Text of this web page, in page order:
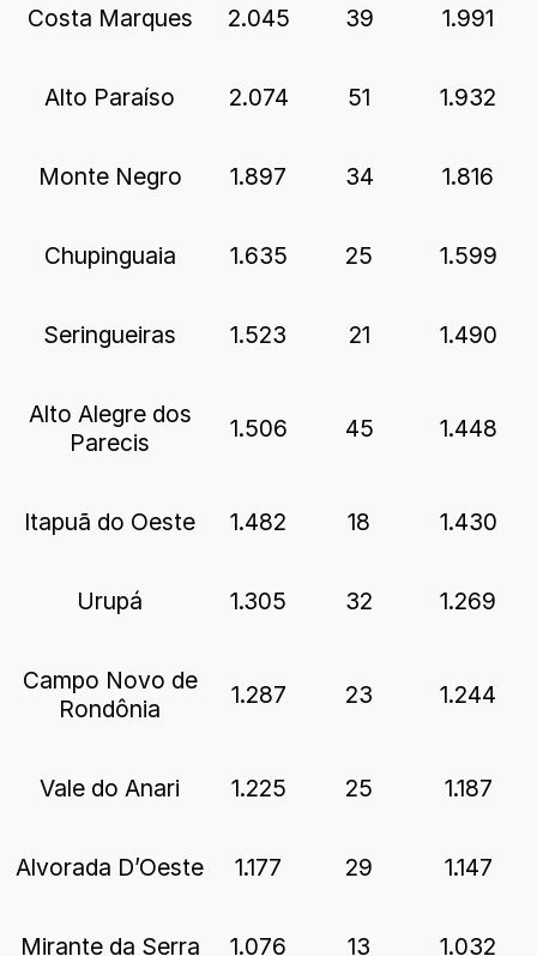
Costa Marques 2.045 39 1.991
Alto Paraíso 2.074 51 1.932
Monte Negro 1.897 34 1.816
Chupinguaia 1.635 25 1.599
Seringueiras 1.523 21 1.490
Alto Alegre dos
Parecis
1.506 45 1.448
Itapuã do Oeste 1.482 18 1.430
Urupá 1.305 32 1.269
Campo Novo de
Rondônia
1.287 23 1.244
Vale do Anari 1.225 25 1.187
Alvorada D’Oeste 1.177 29 1.147
Mirante da Serra 1.076 13 1.032